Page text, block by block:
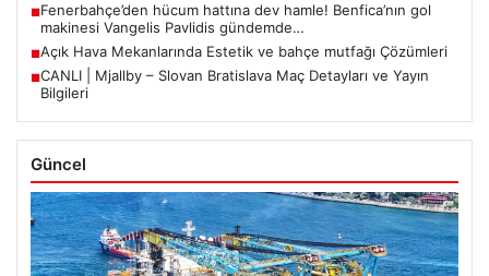
■Fenerbahçe’den hücum hattına dev hamle! Benfica’nın gol
makinesi Vangelis Pavlidis gündemde…
■Açık Hava Mekanlarında Estetik ve bahçe mutfağı Çözümleri
■CANLI | Mjallby – Slovan Bratislava Maç Detayları ve Yayın
Bilgileri
Güncel